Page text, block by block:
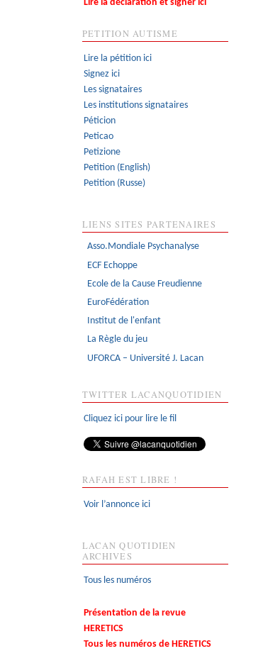
Lire la déclaration et signer ici
PETITION AUTISME
Lire la pétition ici
Signez ici
Les signataires
Les institutions signataires
Péticion
Peticao
Petizione
Petition (English)
Petition (Russe)
LIENS SITES PARTENAIRES
Asso.Mondiale Psychanalyse
ECF Echoppe
Ecole de la Cause Freudienne
EuroFédération
Institut de l'enfant
La Règle du jeu
UFORCA – Université J. Lacan
TWITTER LACANQUOTIDIEN
Cliquez ici pour lire le fil
RAFAH EST LIBRE !
Voir l’annonce ici
LACAN QUOTIDIEN
ARCHIVES
Tous les numéros
Présentation de la revue
HERETICS
Tous les numéros de HERETICS